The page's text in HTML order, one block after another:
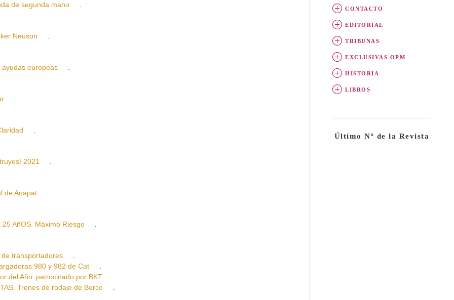
de segunda mano
.
Neuson
.
ayudas europeas
.
.
.
2021
.
de Anapat
.
25 AñOS. Máximo Riesgo
.
de transportadores
.
980 y 982 de Cat
.
del Año patrocinado por BKT
.
Trenes de rodaje de Berco
.
CONTACTO
EDITORIAL
TRIBUNAS
EXCLUSIVAS OPM
HISTORIA
LIBROS
Último Nº de la Revista